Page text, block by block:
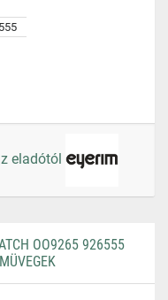
eladótól
OO9265 926555